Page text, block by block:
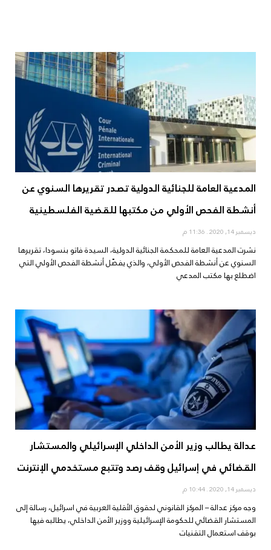
المدعية العامة للجنائية الدولية تصدر تقريرها السنوي عن
أنشطة الفحص الأولي من مكتبها للقضية الفلسطينية
ديسمبر 14, 2020
نشرت المدعية العامة للمحكمة الجنائية الدولية، السيدة فاتو بنسودا، تقريرها
السنوي عن أنشطة الفحص الأولي، والذي يفصّل أنشطة الفحص الأولي التي
اضطلع بها مكتب المدعي
عدالة يطالب وزير الأمن الداخلي الإسرائيلي والمستشار
القضائي في إسرائيل وقف رصد وتتبع مستخدمي الإنترنت
ديسمبر 14, 2020
وجه مركز عدالة – المركز القانوني لحقوق الأقلية العربية في اسرائيل، رسالة إلى
المستشار القضائي للحكومة الإسرائيلية ووزير الأمن الداخلي، يطالبه فيها
بوقف استعمال التقنيات